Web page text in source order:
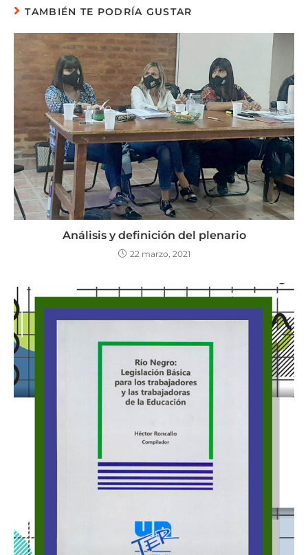
TAMBIÉN TE PODRÍA GUSTAR
Análisis y definición del plenario
22 marzo, 2021